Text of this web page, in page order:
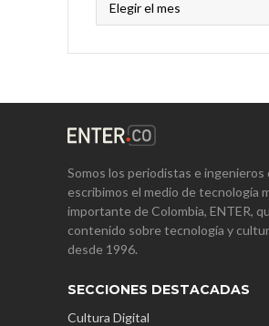
Somos los periodistas e ingenieros
escribimos el medio de tecnología
importante de Colombia, ENTER,
contenido sobre tecnología y
desde 1996.
SECCIONES DESTACADAS
Cultura Digital